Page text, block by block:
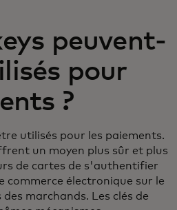
peuvent-
pour
?
utilisés pour les paiements.
un moyen plus sûr et plus
de cartes de s'authentifier
commerce électronique sur le
marchands. Les clés de